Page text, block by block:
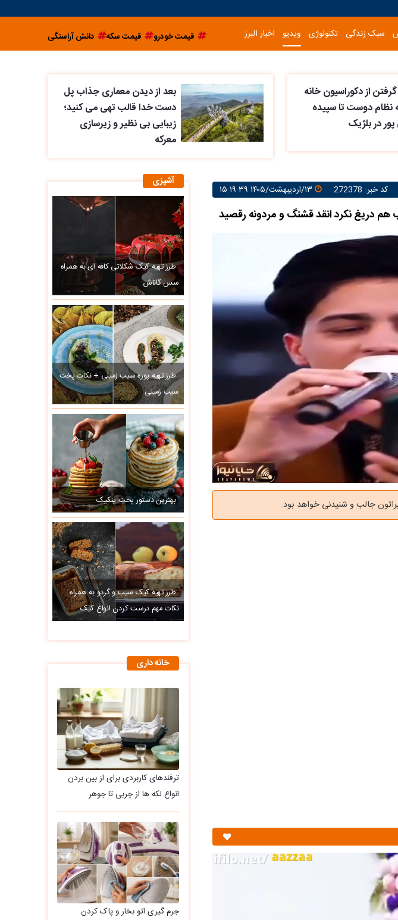
سبک زندگی تکنولوژی ویدیو اخبار البرز قیمت خودرو قیمت سکه دانش آراستگی
گرفتن از دکوراسیون خانه
نظام دوست تا سپیده
در بلژیک
بعد از دیدن معماری جذاب پل
دست خدا قالب تهی می کنید؛
زیبایی بی نظیر و زیرسازی
معرکه
کد خبر: 272378
هم دریغ نکرد انقد قشنگ و مردونه رقصید
جالب و شنیدنی خواهد بود.
آشپزی
طرز تهیه کیک شکلاتی کافه ای به همراه
سس گاناش
طرز تهیه پوره سیب زمینی + نکات پخت
سیب زمینی
بهترین دستور پخت پنکیک
طرز تهیه کیک سیب و گردو به همراه
نکات مهم درست کردن انواع کیک
خانه داری
ترفندهای کاربردی برای از بین بردن
انواع لکه ها از چربی تا جوهر
جرم گیری اتو بخار و پاک کردن